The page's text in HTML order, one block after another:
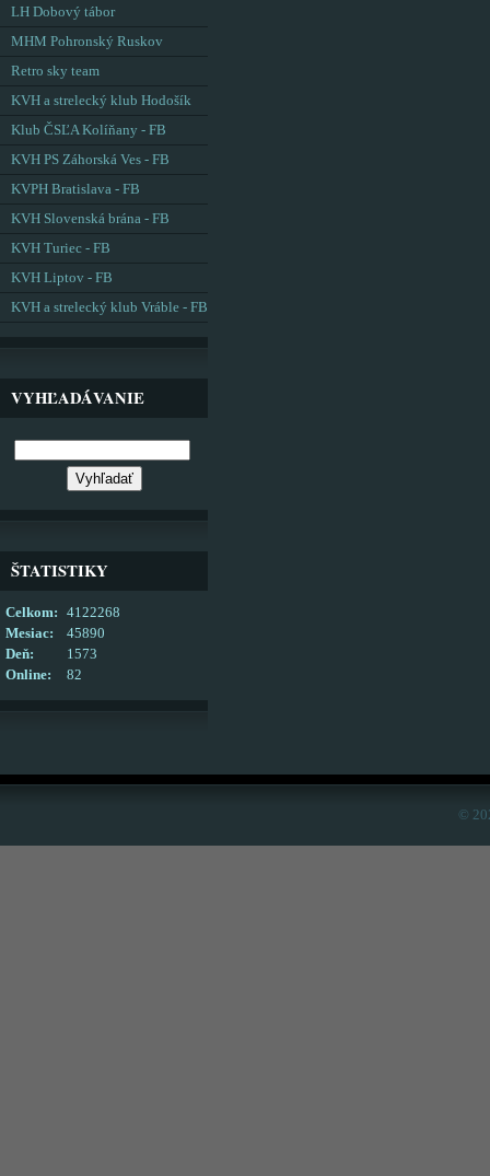
LH Dobový tábor
MHM Pohronský Ruskov
Retro sky team
KVH a strelecký klub Hodošík
Klub ČSĽA Kolíňany - FB
KVH PS Záhorská Ves - FB
KVPH Bratislava - FB
KVH Slovenská brána - FB
KVH Turiec - FB
KVH Liptov - FB
KVH a strelecký klub Vráble - FB
VYHĽADÁVANIE
ŠTATISTIKY
Online: 82
Celkom:
4122268
Mesiac:
45890
Deň:
1573
©